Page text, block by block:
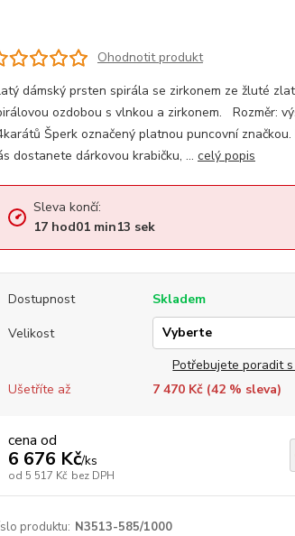
Ohodnotit produkt
dámský prsten spirála se zirkonem ze žluté
ozdobou s vlnkou a zirkonem. Rozměr:
Šperk označený platnou puncovní
dostanete dárkovou krabičku, ... celý popis
Sleva končí:
17hod01min12 sek
Dostupnost
Skladem
Velikost
Potřebujete poradit
Ušetříte až
7 470 Kč (42% sleva)
cena od
6 676 Kč/ks
od 5 517 Kč bez DPH
produktu: N3513-585/1000